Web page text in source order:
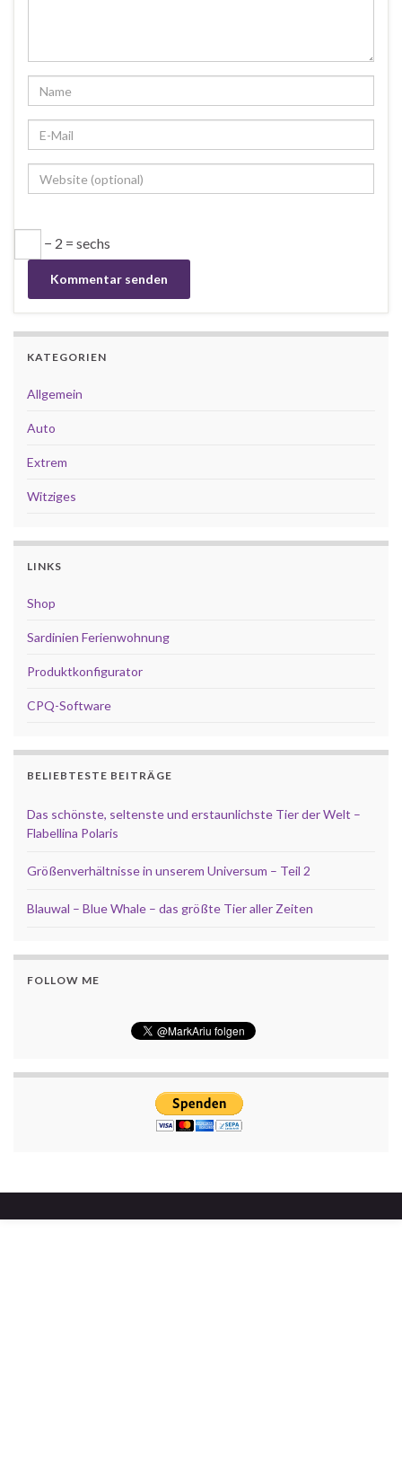
− 2 = sechs
KATEGORIEN
Allgemein
Auto
Extrem
Witziges
LINKS
Shop
Sardinien Ferienwohnung
Produktkonfigurator
CPQ-Software
BELIEBTESTE BEITRÄGE
Das schönste, seltenste und erstaunlichste Tier der Welt –
Flabellina Polaris
Größenverhältnisse in unserem Universum – Teil 2
Blauwal – Blue Whale – das größte Tier aller Zeiten
FOLLOW ME